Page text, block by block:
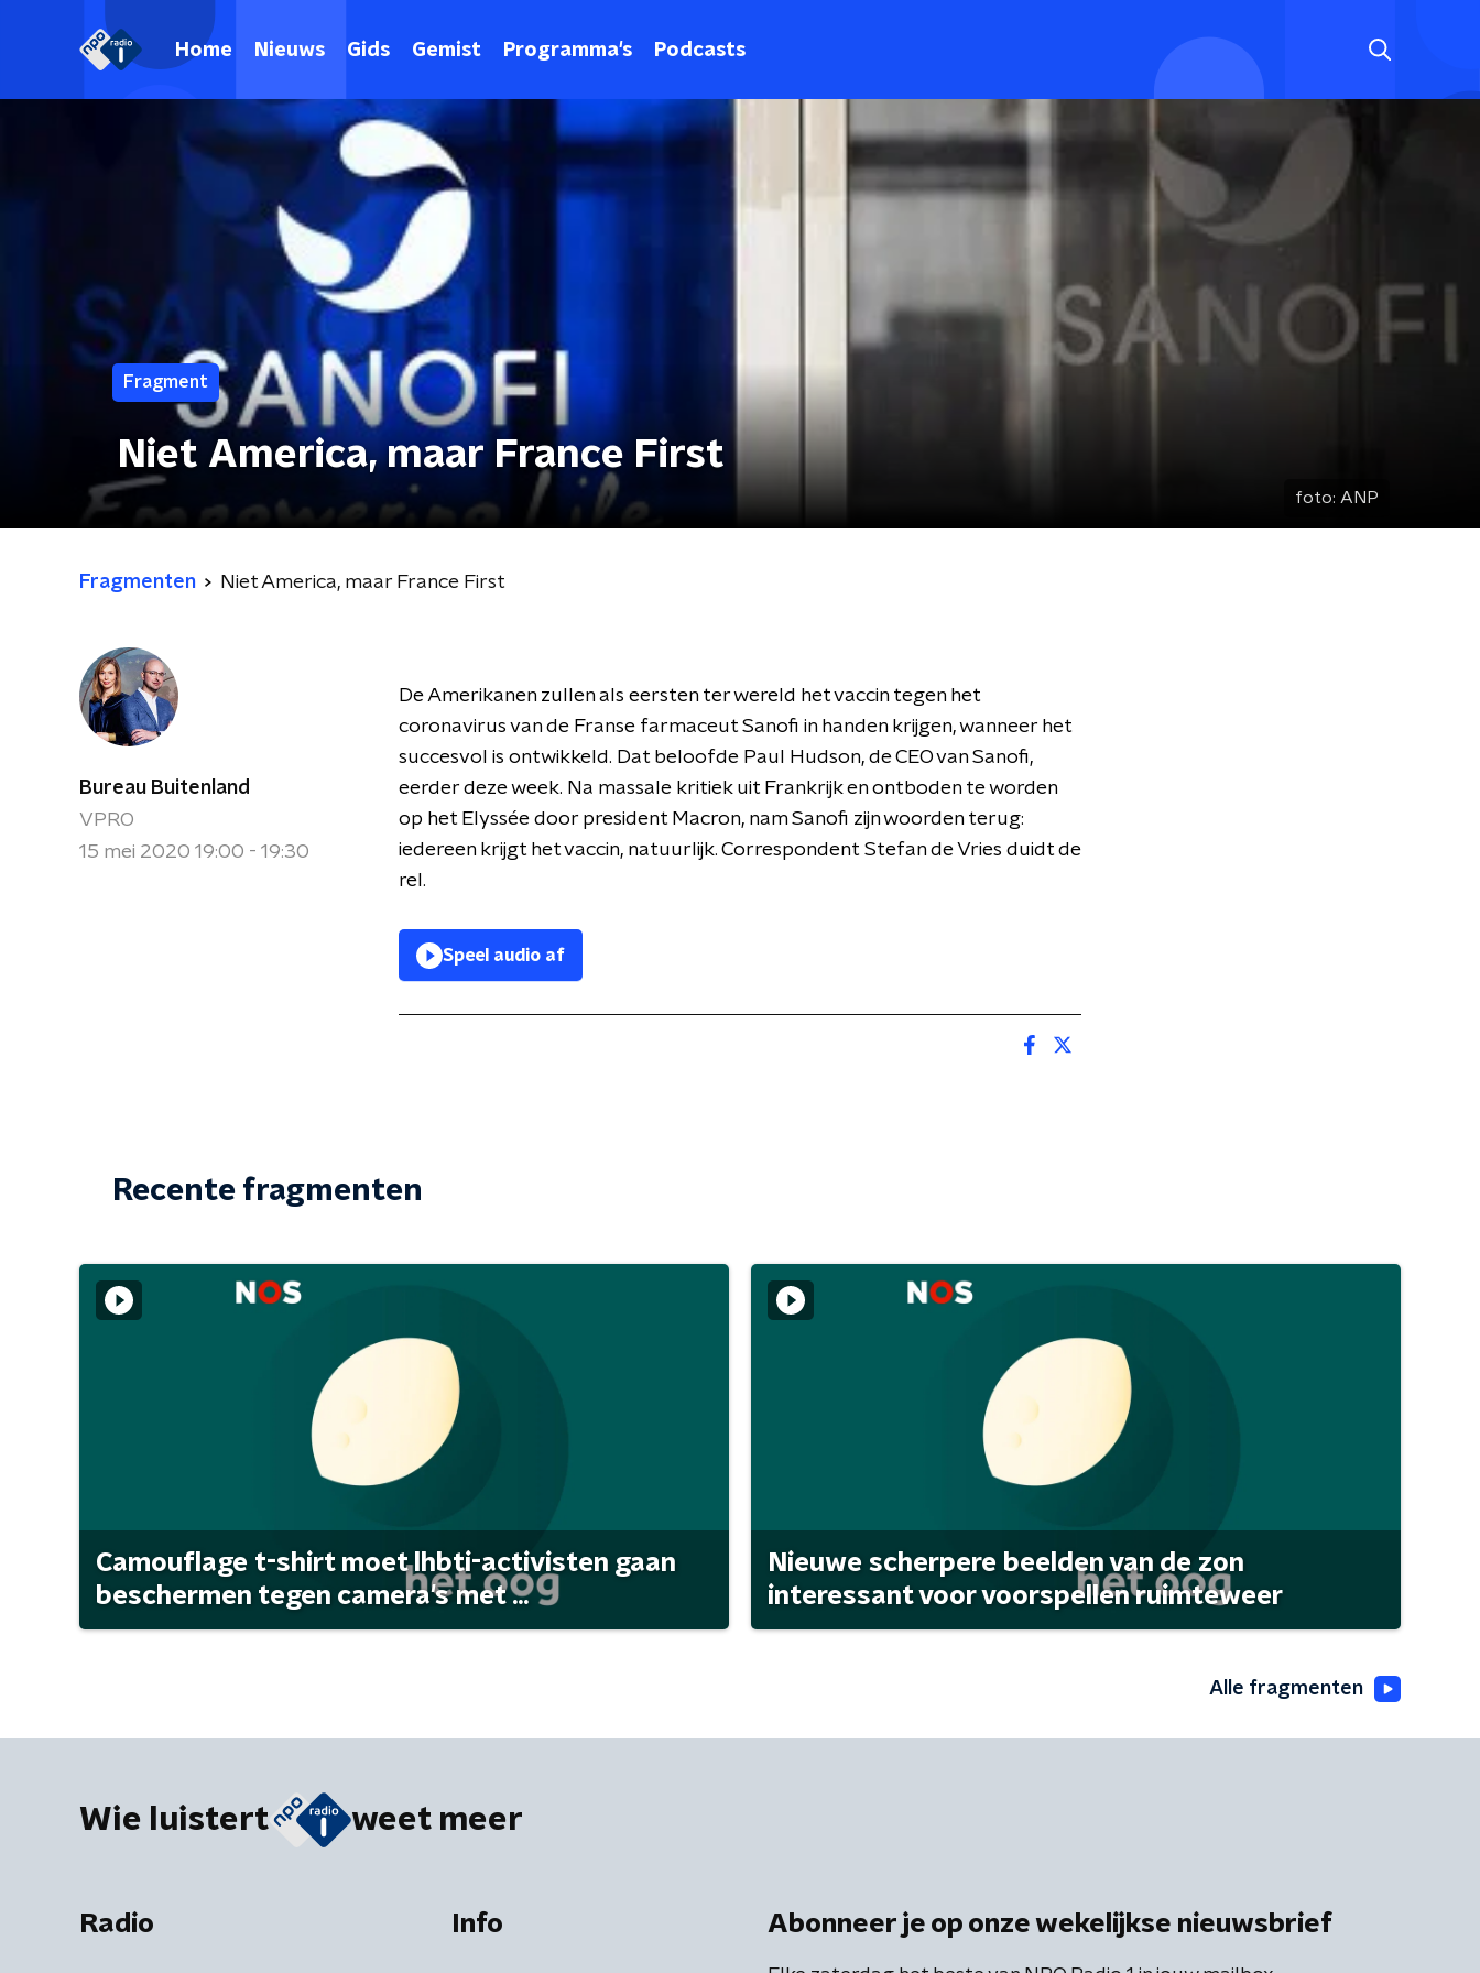
Home Nieuws Gids Gemist Programma's Podcasts
Fragment
Niet America, maar France First
foto: ANP
Fragmenten Niet America, maar France First
Bureau Buitenland
VPRO
15 mei 2020 19:00 - 19:30
De Amerikanen zullen als eersten ter wereld het vaccin tegen het
coronavirus van de Franse farmaceut Sanofi in handen krijgen, wanneer het
succesvol is ontwikkeld. Dat beloofde Paul Hudson, de CEO van Sanofi,
eerder deze week. Na massale kritiek uit Frankrijk en ontboden te worden
op het Elyssée door president Macron, nam Sanofi zijn woorden terug:
iedereen krijgt het vaccin, natuurlijk. Correspondent Stefan de Vries duidt de
rel.
Speel audio af
Recente fragmenten
Camouflage t-shirt moet lhbti-activisten gaan
beschermen tegen camera's met ...
Nieuwe scherpere beelden van de zon
interessant voor voorspellen ruimteweer
Alle fragmenten
Wie luistert weet meer
Radio Info Abonneer je op onze wekelijkse nieuwsbrief